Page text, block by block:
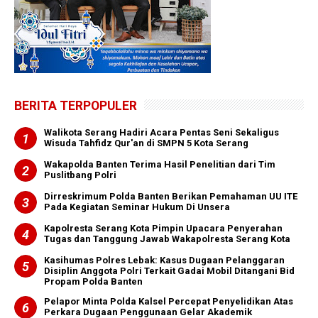
BERITA TERPOPULER
Walikota Serang Hadiri Acara Pentas Seni Sekaligus
Wisuda Tahfidz Qur'an di SMPN 5 Kota Serang
Wakapolda Banten Terima Hasil Penelitian dari Tim
Puslitbang Polri
Dirreskrimum Polda Banten Berikan Pemahaman UU ITE
Pada Kegiatan Seminar Hukum Di Unsera
Kapolresta Serang Kota Pimpin Upacara Penyerahan
Tugas dan Tanggung Jawab Wakapolresta Serang Kota
Kasihumas Polres Lebak: Kasus Dugaan Pelanggaran
Disiplin Anggota Polri Terkait Gadai Mobil Ditangani Bid
Propam Polda Banten
Pelapor Minta Polda Kalsel Percepat Penyelidikan Atas
Perkara Dugaan Penggunaan Gelar Akademik